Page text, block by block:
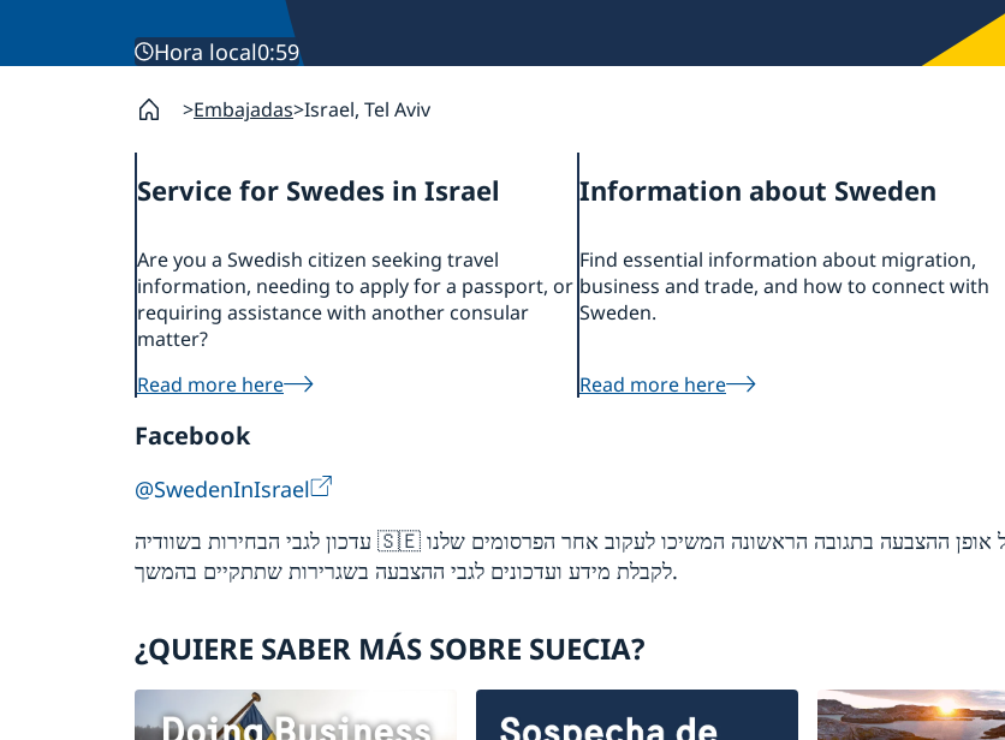
Hora local0:59
Embajadas Israel, Tel Aviv
Service for Swedes in Israel
Are you a Swedish citizen seeking travel
information, needing to apply for a passport, or
requiring assistance with another consular
matter?
Read more here
Information about Sweden
Find essential information about migration,
business and trade, and how to connect with
Sweden.
Read more here
Facebook
@SwedenInIsrael
עדכון לגבי הבחירות בשוודיה 🇸🇪 ההצבעה באמצעות הדואר נפתחה! פרטים נוספים על אופן ההצבעה בתגובה הראשונה המשיכו לעקוב אחר הפרסומים שלנו
לקבלת מידע ועדכונים לגבי ההצבעה בשגרירות שתתקיים בהמשך.
¿QUIERE SABER MÁS SOBRE SUECIA?